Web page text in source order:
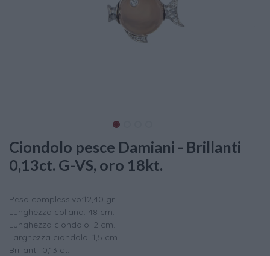
Ciondolo pesce Damiani - Brillanti
0,13ct. G-VS, oro 18kt.
Peso complessivo:12,40 gr.
Lunghezza collana: 48 cm.
Lunghezza ciondolo: 2 cm.
Larghezza ciondolo: 1,5 cm
Brillanti: 0,13 ct.